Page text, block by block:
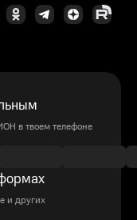
в твоем телефоне
и других